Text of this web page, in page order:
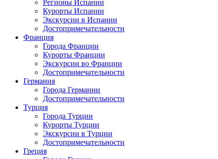
Регионы Испании
Курорты Испании
Экскурсии в Испании
Достопримечательности
Франция
Города Франции
Курорты Франции
Экскурсии во Франции
Достопримечательности
Германия
Города Германии
Достопримечательности
Турция
Города Турции
Курорты Турции
Экскурсии в Турции
Достопримечательности
Греция